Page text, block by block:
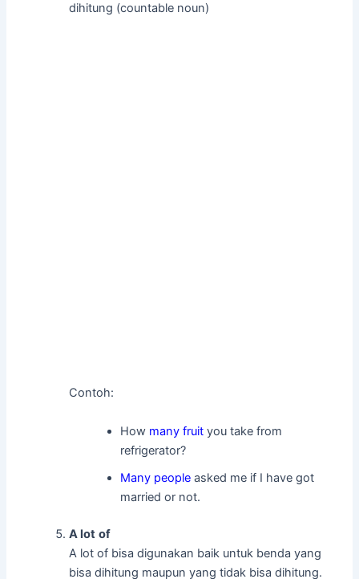
dihitung (countable noun)
Contoh:
How many fruityou take from
refrigerator?
Many peopleasked me if I have got
married or not.
A lot of
A lot of bisa digunakan baik untuk benda yang
bisa dihitung maupun yang tidak bisa dihitung.